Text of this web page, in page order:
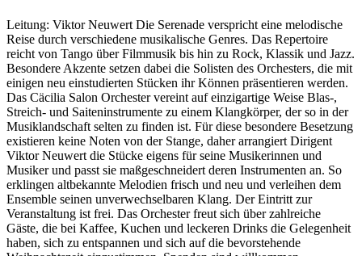
Leitung: Viktor Neuwert Die Serenade verspricht eine melodische
Reise durch verschiedene musikalische Genres. Das Repertoire
reicht von Tango über Filmmusik bis hin zu Rock, Klassik und Jazz.
Besondere Akzente setzen dabei die Solisten des Orchesters, die mit
einigen neu einstudierten Stücken ihr Können präsentieren werden.
Das Cäcilia Salon Orchester vereint auf einzigartige Weise Blas-,
Streich- und Saiteninstrumente zu einem Klangkörper, der so in der
Musiklandschaft selten zu finden ist. Für diese besondere Besetzung
existieren keine Noten von der Stange, daher arrangiert Dirigent
Viktor Neuwert die Stücke eigens für seine Musikerinnen und
Musiker und passt sie maßgeschneidert deren Instrumenten an. So
erklingen altbekannte Melodien frisch und neu und verleihen dem
Ensemble seinen unverwechselbaren Klang. Der Eintritt zur
Veranstaltung ist frei. Das Orchester freut sich über zahlreiche
Gäste, die bei Kaffee, Kuchen und leckeren Drinks die Gelegenheit
haben, sich zu entspannen und sich auf die bevorstehende